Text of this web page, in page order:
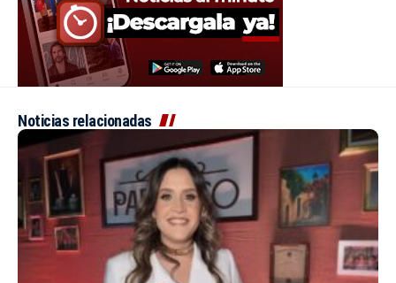
Noticias relacionadas